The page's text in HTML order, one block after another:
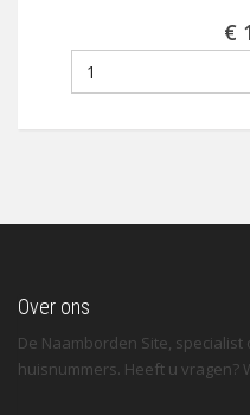
€
Over ons
De Naamborden Site,
huisnummers. Heeft u vragen?